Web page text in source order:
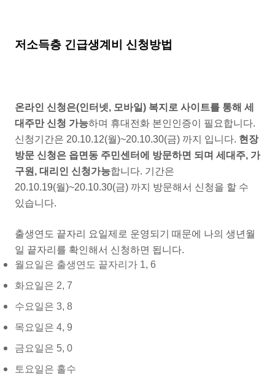
저소득층 긴급생계비 신청방법
온라인 신청은(인터넷, 모바일) 복지로 사이트를 통해 세
대주만 신청 가능하며 휴대전화 본인인증이 필요합니다.
신청기간은 20.10.12(월)~20.10.30(금) 까지 입니다. 현장
방문 신청은 읍면동 주민센터에 방문하면 되며 세대주, 가
구원, 대리인 신청가능합니다. 기간은
20.10.19(월)~20.10.30(금) 까지 방문해서 신청을 할 수
있습니다.
출생연도 끝자리 요일제로 운영되기 때문에 나의 생년월
일 끝자리를 확인해서 신청하면 됩니다.
월요일은 출생연도 끝자리가 1, 6
화요일은 2, 7
수요일은 3, 8
목요일은 4, 9
금요일은 5, 0
토요일은 홀수